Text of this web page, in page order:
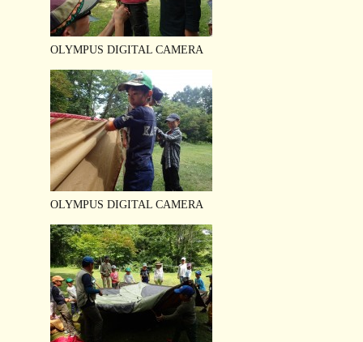
OLYMPUS DIGITAL CAMERA
OLYMPUS DIGITAL CAMERA